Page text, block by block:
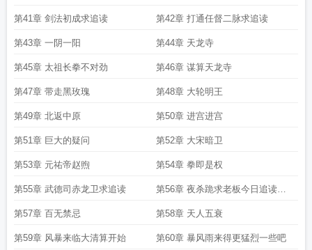
第41章 剑法初成求追读 第42章 打通任督二脉求追读
第43章 一阴一阳 第44章 天龙寺
第45章 太祖长拳不对劲 第46章 谋算天龙寺
第47章 带走黑玫瑰 第48章 大轮明王
第49章 北返中原 第50章 进宫进宫
第51章 巨大的疑问 第52章 大宋暗卫
第53章 元祐帝赵煦 第54章 拳即是权
第55章 武德司赤龙卫求追读 第56章 夜杀跪求老板今日追读跪
求跪求
第57章 百无禁忌 第58章 天人五衰
第59章 风暴来临大清算开始 第60章 暴风雨来得更猛烈一些吧